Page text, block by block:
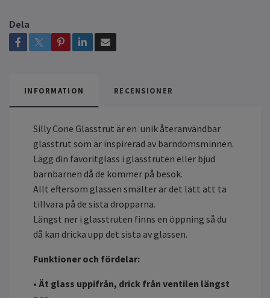
Dela
INFORMATION RECENSIONER
Silly Cone Glasstrut är en unik återanvändbar
glasstrut som är inspirerad av barndomsminnen.
Lägg din favoritglass i glasstruten eller bjud
barnbarnen då de kommer på besök.
Allt eftersom glassen smälter är det lätt att ta
tillvara på de sista dropparna.
Längst ner i glasstruten finns en öppning så du
då kan dricka upp det sista av glassen.
Funktioner och fördelar:
• Ät glass uppifrån, drick från ventilen längst